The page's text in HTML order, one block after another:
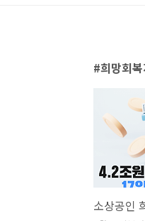
희망회